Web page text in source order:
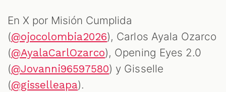
En X por Misión Cumplida
(@ojocolombia2026), Carlos Ayala Ozarco
(@AyalaCarlOzarco), Opening Eyes 2.0
(@Jovanni96597580) y Gisselle
(@gisselleapa).